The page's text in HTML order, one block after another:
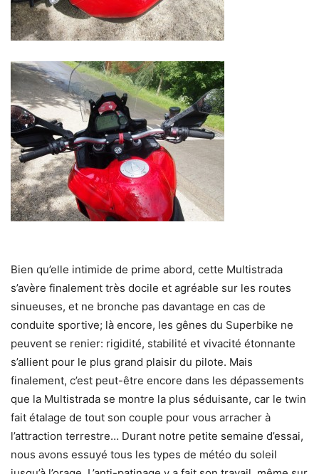
Bien qu’elle intimide de prime abord, cette Multistrada
s’avère finalement très docile et agréable sur les routes
sinueuses, et ne bronche pas davantage en cas de
conduite sportive; là encore, les gênes du Superbike ne
peuvent se renier: rigidité, stabilité et vivacité étonnante
s’allient pour le plus grand plaisir du pilote. Mais
finalement, c’est peut-être encore dans les dépassements
que la Multistrada se montre la plus séduisante, car le twin
fait étalage de tout son couple pour vous arracher à
l’attraction terrestre… Durant notre petite semaine d’essai,
nous avons essuyé tous les types de météo du soleil